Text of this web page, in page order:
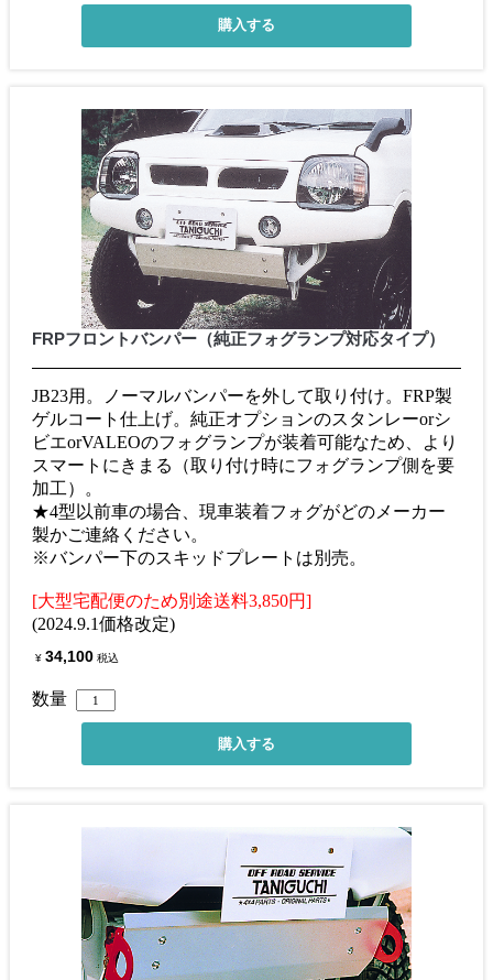
FRPフロントバンパー（純正フォグランプ対応タイプ）
JB23用。ノーマルバンパーを外して取り付け。FRP製
ゲルコート仕上げ。純正オプションのスタンレーorシ
ビエorVALEOのフォグランプが装着可能なため、より
スマートにきまる（取り付け時にフォグランプ側を要
加工）。
★4型以前車の場合、現車装着フォグがどのメーカー
製かご連絡ください。
※バンパー下のスキッドプレートは別売。
[大型宅配便のため別途送料3,850円]
(2024.9.1価格改定)
¥ 34,100 税込
数量